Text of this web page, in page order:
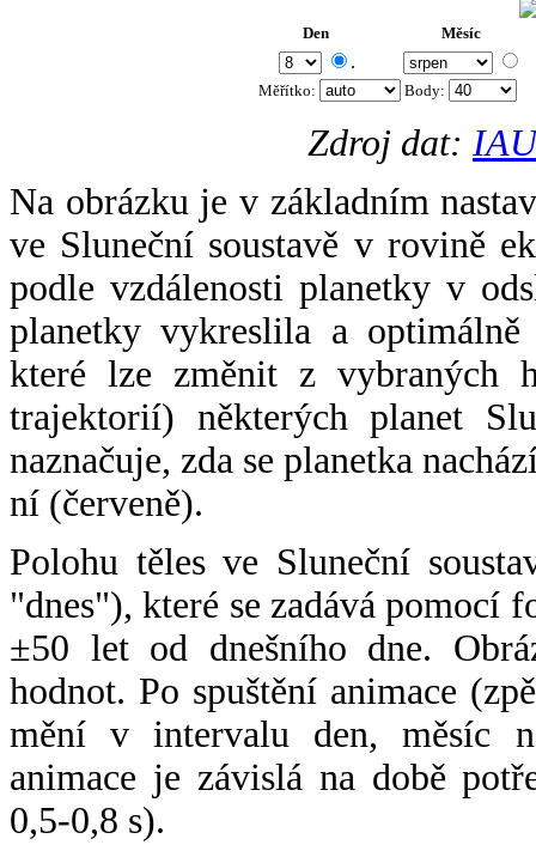
Den Měsíc
.
Měřítko: Body:
Zdroj dat:
Na obrázku je v základním
ve Sluneční soustavě v rovině
podle vzdálenosti planetky v
planetky vykreslila a
které lze změnit z vybraných
trajektorií) některých planet
naznačuje, zda se planetka
ní (červeně).
Polohu těles ve Sluneční
"dnes"), které se zadává pomocí
±50 let od dnešního dne.
hodnot. Po spuštění animace
mění v intervalu den, měsíc
animace je závislá na době
0,5-0,8 s).